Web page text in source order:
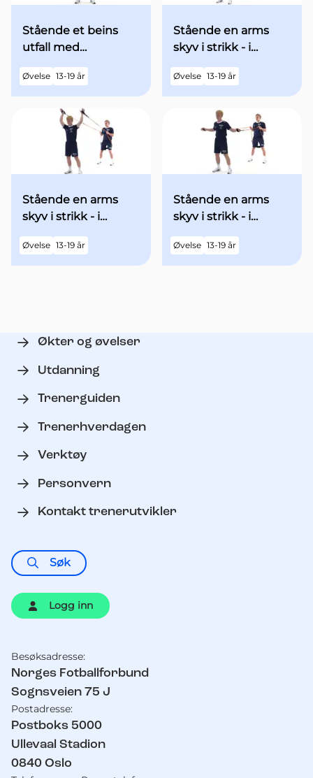
Stående et beins
utfall med
utgangsstilling
Øvelse 13-19 år
Stående en arms
skyv i strikk - i
begge armene over
hodet - med økt fart
Øvelse 13-19 år
Stående en arms
skyv i strikk - i
utgangsstilling med
begge armene over
hodet
Øvelse 13-19 år
Stående en arms
skyv i strikk - i
utgangsstilling med
begge armene
"90grader" ut til
Øvelse 13-19 år
Økter og øvelser
Utdanning
Trenerguiden
Trenerhverdagen
Verktøy
Personvern
Kontakt trenerutvikler
Søk
Logg inn
Kontaktinformasjon
Besøksadresse:
Norges Fotballforbund
Sognsveien 75 J
Postadresse:
Postboks 5000
Ullevaal Stadion
0840 Oslo